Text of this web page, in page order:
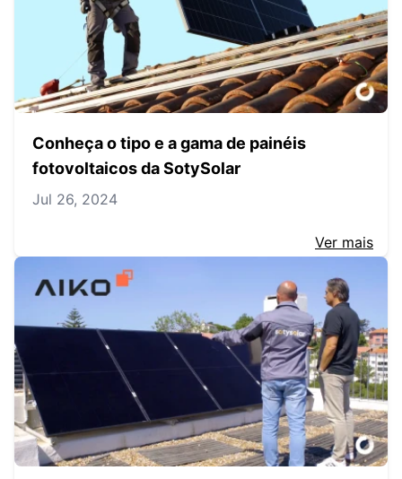
Conheça o tipo e a gama de painéis
fotovoltaicos da SotySolar
Jul 26, 2024
Ver mais